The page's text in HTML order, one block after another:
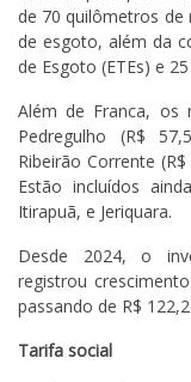
de 70 quilômetros de
de esgoto, além da
de Esgoto (ETEs) e
Além de Franca, os
Pedregulho (R$
Ribeirão Corrente
Estão incluídos
Itirapuã, e Jeriquara.
Desde 2024, o
registrou
passando de R$
Tarifa social